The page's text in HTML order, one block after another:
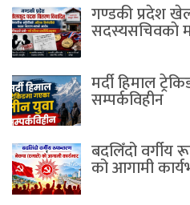
गण्डकी प्रदेश
सदस्यसचिवकाे
मर्दी हिमाल
सम्पर्कविहीन
बदलिँदो वर्गीय
को आगामी